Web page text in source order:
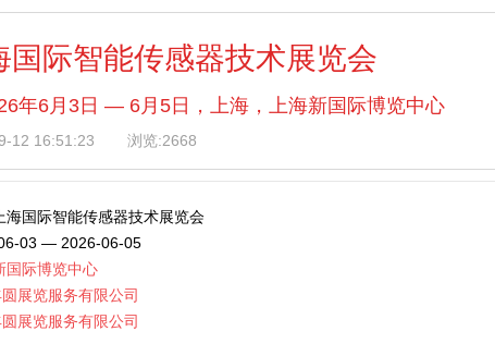
国际智能传感器技术展览会
12 16:51:23 浏览:2668
年6月3日 — 6月5日，上海，上海新国际博览中心
海国际智能传感器技术展览会
03 — 2026-06-05
国际博览中心
圆展览服务有限公司
圆展览服务有限公司